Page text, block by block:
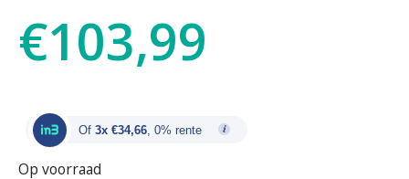
€103,99
Of 3x €34,66 , 0% rente
Op voorraad